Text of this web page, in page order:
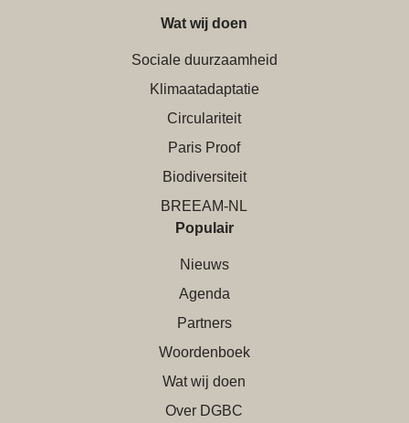
Wat wij doen
Sociale duurzaamheid
Klimaatadaptatie
Circulariteit
Paris Proof
Biodiversiteit
BREEAM-NL
Populair
Nieuws
Agenda
Partners
Woordenboek
Wat wij doen
Over DGBC